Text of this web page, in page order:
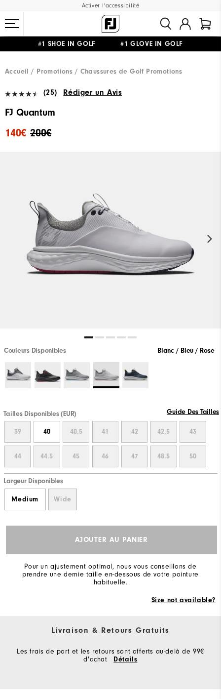
Activer l'accessibilité
#1 SHOE IN GOLF #1 GLOVE IN GOLF
Accueil
Promotions Chaussures de Golf Promotions
(25) Rédiger un Avis
FJ Quantum
200€
140€
Couleurs Disponibles Blanc / Bleu / Rose
Tailles Disponibles (EUR) Guide Des Tailles
39 40 40.5 41 42 42.5 43
44 44.5 45 46 47 48.5 50
Largeur Disponibles
Medium Wide
AJOUTER AU PANIER
Pour un ajustement optimal, nous vous conseillons de
prendre une demie taille en-dessous de votre pointure
habituelle.
Size not available?
Livraison & Retours Gratuits
Les frais de port et les retours sont offerts au-delà de 99€
d'achat
Détails